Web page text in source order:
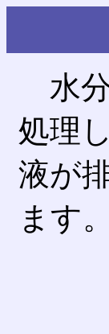
水分
処理
液が
ます。